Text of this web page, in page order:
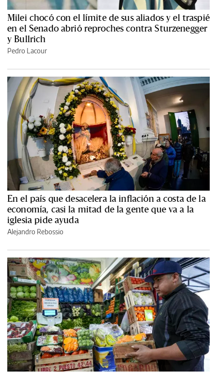
Milei chocó con el límite de sus aliados y el traspié
en el Senado abrió reproches contra Sturzenegger
y Bullrich
Pedro Lacour
En el país que desacelera la inflación a costa de la
economía, casi la mitad de la gente que va a la
iglesia pide ayuda
Alejandro Rebossio